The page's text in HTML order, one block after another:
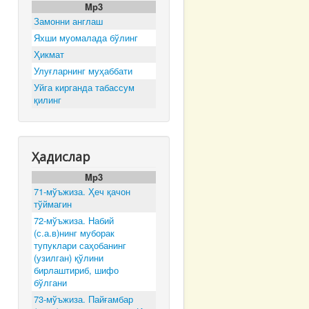
Mp3
Замонни англаш
Яхши муомалада бўлинг
Ҳикмат
Улуғларнинг муҳаббати
Уйга кирганда табассум
қилинг
Ҳадислар
Mp3
71-мўъжиза. Ҳеч қачон
тўймагин
72-мўъжиза. Набий
(с.а.в)нинг муборак
тупуклари саҳобанинг
(узилган) қўлини
бирлаштириб, шифо
бўлгани
73-мўъжиза. Пайғамбар